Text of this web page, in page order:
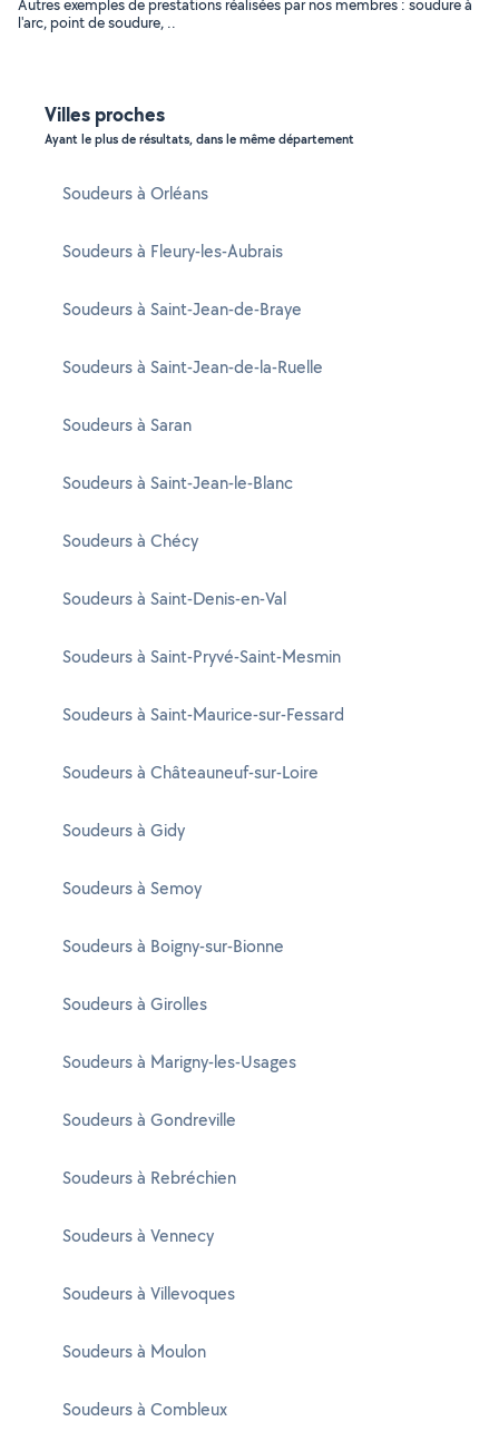
Autres exemples de prestations réalisées par nos membres : soudure à
l'arc, point de soudure, ..
Villes proches
Ayant le plus de résultats, dans le même département
Soudeurs à Orléans
Soudeurs à Fleury-les-Aubrais
Soudeurs à Saint-Jean-de-Braye
Soudeurs à Saint-Jean-de-la-Ruelle
Soudeurs à Saran
Soudeurs à Saint-Jean-le-Blanc
Soudeurs à Chécy
Soudeurs à Saint-Denis-en-Val
Soudeurs à Saint-Pryvé-Saint-Mesmin
Soudeurs à Saint-Maurice-sur-Fessard
Soudeurs à Châteauneuf-sur-Loire
Soudeurs à Gidy
Soudeurs à Semoy
Soudeurs à Boigny-sur-Bionne
Soudeurs à Girolles
Soudeurs à Marigny-les-Usages
Soudeurs à Gondreville
Soudeurs à Rebréchien
Soudeurs à Vennecy
Soudeurs à Villevoques
Soudeurs à Moulon
Soudeurs à Combleux